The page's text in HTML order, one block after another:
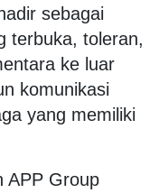
hadir sebagai
terbuka, toleran,
ke luar
komunikasi
yang memiliki
APP Group